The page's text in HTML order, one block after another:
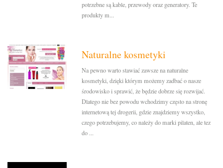
potrzebne są kable, przewody oraz generatory. Te
produkty m...
Naturalne kosmetyki
Na pewno warto stawiać zawsze na naturalne
kosmetyki, dzięki którym możemy zadbać o nasze
środowisko i sprawić, że będzie dobrze się rozwijać.
Dlatego nie bez powodu wchodzimy często na stronę
internetową tej drogerii, gdzie znajdziemy wszystko,
czego potrzebujemy, co należy do marki pilaten, ale tez
do ...